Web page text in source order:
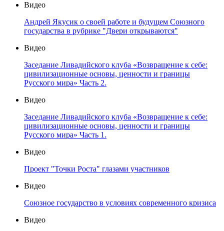
Видео
Андрей Якусик о своей работе и будущем Союзного
государства в рубрике "Двери открываются"
Видео
Заседание Ливадийского клуба «Возвращение к себе:
цивилизационные основы, ценности и границы
Русского мира» Часть 2.
Видео
Заседание Ливадийского клуба «Возвращение к себе:
цивилизационные основы, ценности и границы
Русского мира» Часть 1.
Видео
Проект "Точки Роста" глазами участников
Видео
Союзное государство в условиях современного кризиса
Видео